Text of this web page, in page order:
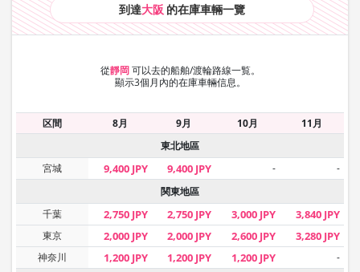
到達大阪 的在庫車輛一覽
從靜岡 可以去的船舶/渡輪路線一覧。
顯示3個月內的在庫車輛信息。
区間 8月 9月 10月
11月
東北地區
宮城
9,400 JPY 9,400 JPY -
-
関東地區
千葉
2,750 JPY 2,750 JPY 3,000 JPY 3,840 JPY
東京 2,000 JPY 2,000 JPY 2,600 JPY 3,280 JPY
神奈川 1,200 JPY 1,200 JPY 1,200 JPY
-